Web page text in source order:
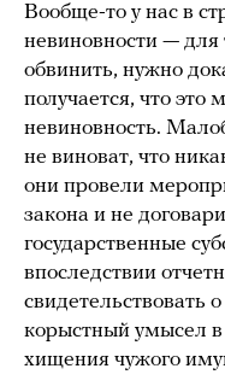
Вообще-то у нас в
невиновности — для
обвинить, нужно
получается, что
невиновность.
не виноват, что
они провели
закона и не
государственные
впоследствии
свидетельствовать
корыстный умысел
хищения чужого